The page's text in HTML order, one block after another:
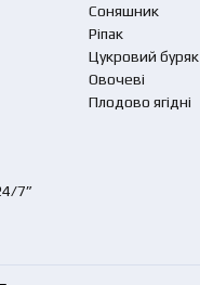
Соняшник
Ріпак
Цукровий буряк
Овочеві
Плодово ягідні
7”